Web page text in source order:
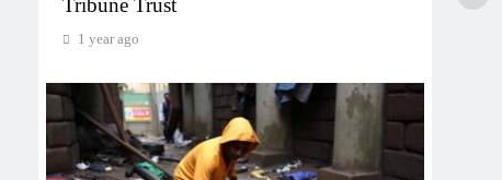
Tribune Trust
1 year ago